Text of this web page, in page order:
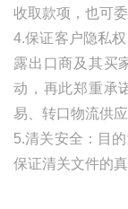
收取款项，也可委
4.保证客户隐私
露出口商及其买
动，再此郑重承
易、转口物流供应
5.清关安全：目
保证清关文件的真